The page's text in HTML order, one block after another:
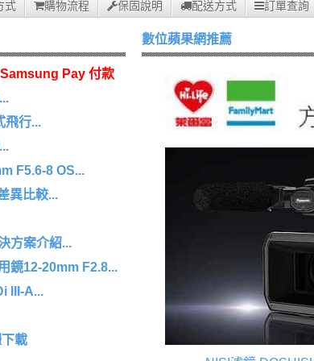
式 購物流程 保固說明 配送方式 訂單查詢
Pay 付款
飛行...
F5.6-8 OS...
異比較...
方案介紹...
鏡12-20mm F2.8...
III-A...
載
數位蘋果網推薦